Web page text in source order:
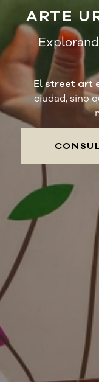
ARTE
Elstreet art
ciudad, sino